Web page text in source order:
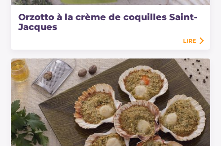
Orzotto à la crème de coquilles Saint-
Jacques
LIRE